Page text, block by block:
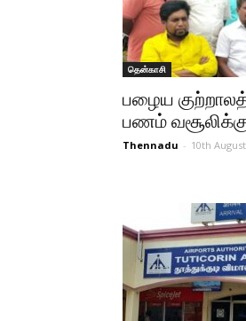
தென்காசி
பழைய
பணம்
Thennadu - 10th